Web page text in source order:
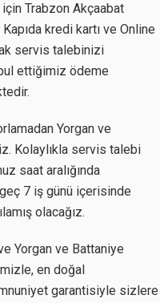
Trabzon Akçaabat
kredi kartı ve Online
servis talebinizi
ettiğimiz ödeme
Yorgan ve
Kolaylıkla servis talebi
saat aralığında
7 iş günü içerisinde
olacağız.
Yorgan ve Battaniye
en doğal
garantisiyle sizlere